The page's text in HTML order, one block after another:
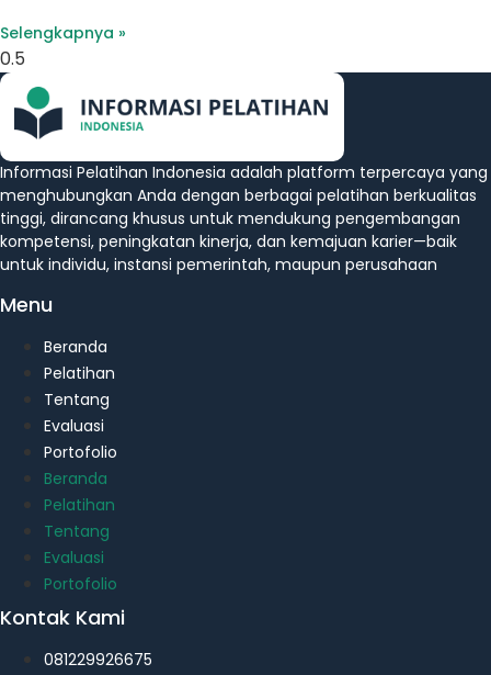
Selengkapnya »
Informasi Pelatihan Indonesia adalah platform terpercaya yang
menghubungkan Anda dengan berbagai pelatihan berkualitas
tinggi, dirancang khusus untuk mendukung pengembangan
kompetensi, peningkatan kinerja, dan kemajuan karier—baik
untuk individu, instansi pemerintah, maupun perusahaan
Menu
Beranda
Pelatihan
Tentang
Evaluasi
Portofolio
Beranda
Pelatihan
Tentang
Evaluasi
Portofolio
Kontak Kami
081229926675